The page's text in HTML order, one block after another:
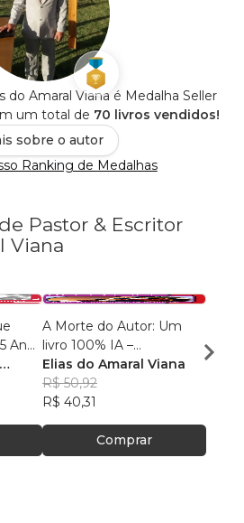
do Amaral Viana é Medalha Seller
um total de 70 livros vendidos!
sobre o autor
Ranking de Medalhas
Pastor & Escritor
Viana
Anos
A Morte do Autor: Um
livro 100% IA –
Inteligência Artificial
Elias do Amaral Viana
R$ 50,92
R$ 40,31
Comprar
Elias